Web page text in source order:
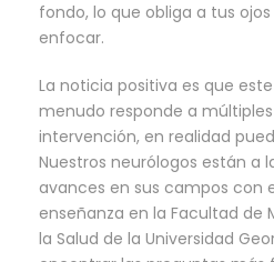
fondo, lo que obliga a tus
enfocar.
La noticia positiva es que
menudo responde a
intervención, en realidad
Nuestros neurólogos están a
avances en sus campos con
enseñanza en la Facultad de
la Salud de la Universidad